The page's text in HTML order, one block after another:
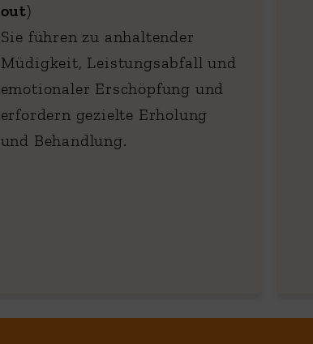
out)
Sie führen zu anhaltender
Müdigkeit, Leistungsabfall und
emotionaler Erschöpfung und
erfordern gezielte Erholung
und Behandlung.